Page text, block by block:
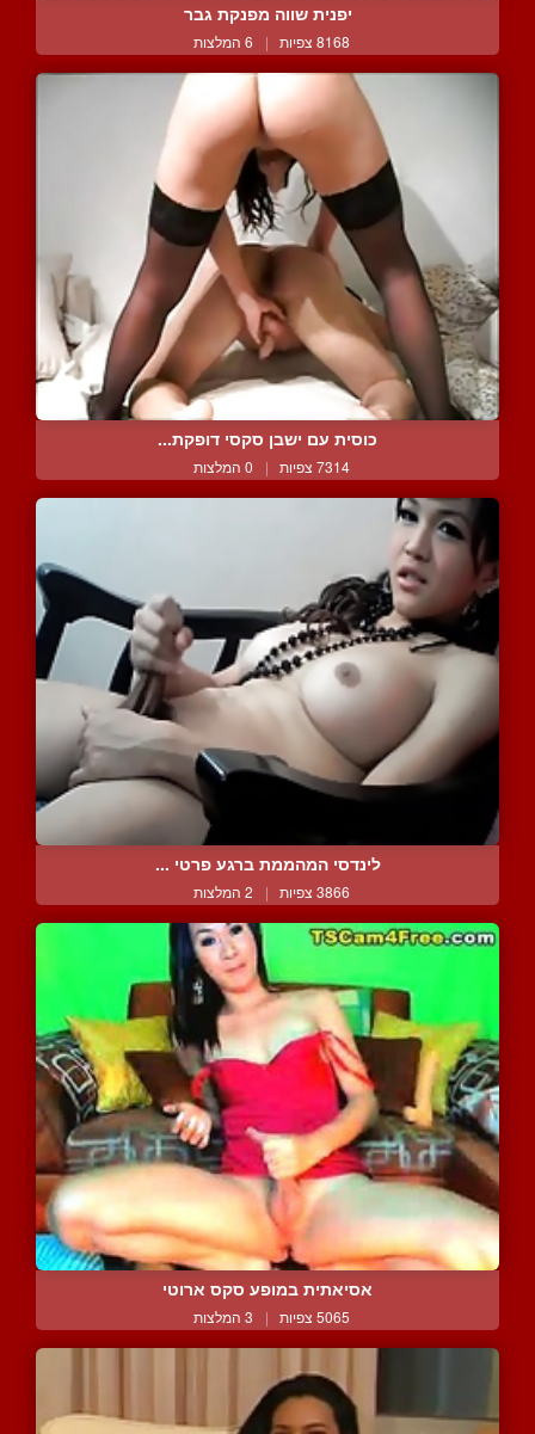
יפנית שווה מפנקת גבר
8168 צפיות | 6 המלצות
כוסית עם ישבן סקסי דופקת...
7314 צפיות | 0 המלצות
לינדסי המהממת ברגע פרטי ...
3866 צפיות | 2 המלצות
אסיאתית במופע סקס ארוטי
5065 צפיות | 3 המלצות